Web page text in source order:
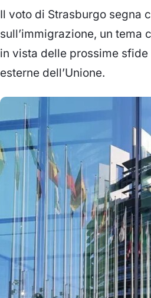
Il voto di Strasburgo segna
sull’immigrazione, un
in vista delle prossime
esterne dell’Unione.